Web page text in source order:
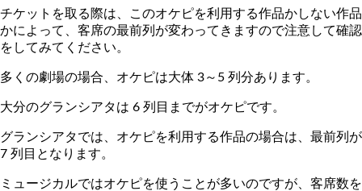
チケットを取る際は、このオケピを利用する作品かしない作品
かによって、客席の最前列が変わってきますので注意して確認
をしてみてください。
多くの劇場の場合、オケピは大体 3～5 列分あります。
大分のグランシアタは 6 列目までがオケピです。
グランシアタでは、オケピを利用する作品の場合は、最前列が
7 列目となります。
ミュージカルではオケピを使うことが多いのですが、客席数を